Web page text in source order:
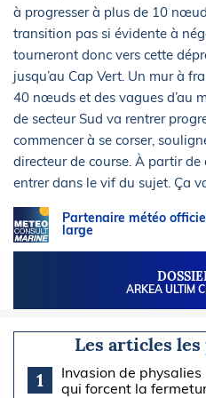
à progresser à plus de 10
transition pas si évidente à
tourneront donc vers cette
jusqu’au Cap Vert. Un mur à
40 nœuds et des vagues d’au
de secteur Sud va rentrer
commencer à se corser,
directeur de course. À partir
entrer dans le vif du sujet. Ça
Partenaire météo
large
ARKEA ULTIM
Les articles
1
Invasion de
qui forcent la